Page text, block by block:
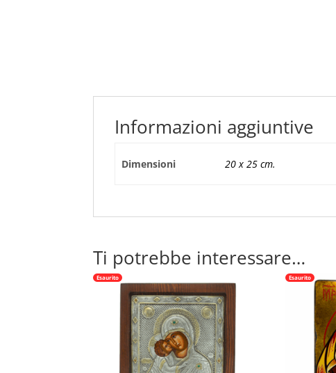
Informazioni aggiuntive
Dimensioni 20 x 25 cm.
Ti potrebbe interessare…
Esaurito Esaurito